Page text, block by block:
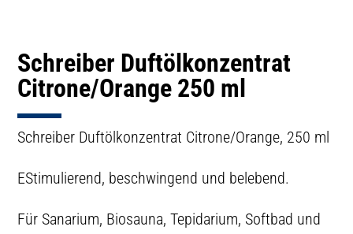
Schreiber Duftölkonzentrat
Citrone/Orange 250 ml
Schreiber Duftölkonzentrat Citrone/Orange, 250 ml
EStimulierend, beschwingend und belebend.
Für Sanarium, Biosauna, Tepidarium, Softbad und